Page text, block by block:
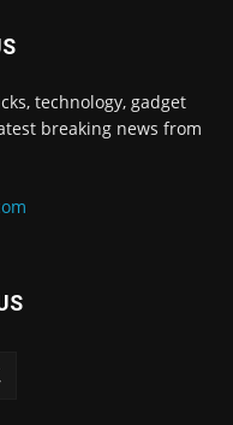
technology, gadget
breaking news from